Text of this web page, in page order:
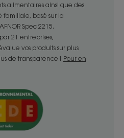
la peau.
l’équilibre cutané de
lave sans dessécher.
de Bambou renferme
d’eau de bambou, lotus
vrai moment relaxant.
ENVIRONNEMENT
alimentaires ainsi que des
familiale, basé sur la
Spec 2215.
21 entreprises,
vos produits sur plus
de transparence ! Pour en